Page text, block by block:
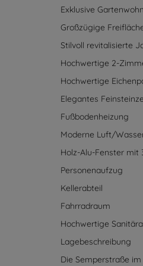
Fußbodenheizung /
Ausstattung &
Exklusive
Großzügige
Stilvoll revitalisierte
Hochwertige 2-
Hochwertige
Elegantes
Fußbodenheizung
Moderne Luft/
Holz-Alu-Fenster mit
Personenaufzug
Kellerabteil
Fahrradraum
Hochwertige